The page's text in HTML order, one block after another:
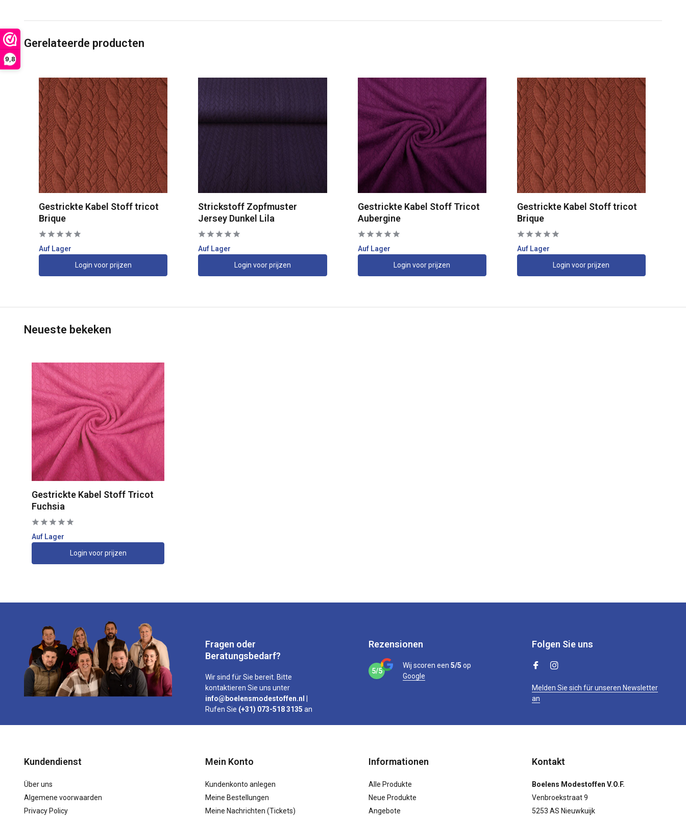
9,8
Gerelateerde producten
Gestrickte Kabel Stoff tricot
Brique
Auf Lager
Login voor prijzen
Strickstoff Zopfmuster
Jersey Dunkel Lila
Auf Lager
Login voor prijzen
Gestrickte Kabel Stoff Tricot
Aubergine
Auf Lager
Login voor prijzen
Gestrickte Kabel Stoff tricot
Brique
Auf Lager
Login voor prijzen
Neueste bekeken
Gestrickte Kabel Stoff Tricot
Fuchsia
Auf Lager
Login voor prijzen
Fragen oder
Beratungsbedarf?
Wir sind für Sie bereit. Bitte
kontaktieren Sie uns unter
info@boelensmodestoffen.nl
Rufen Sie (+31) 073-518 3135 an
Rezensionen
5/5
Wij scoren een 5/5 op
Google
Folgen Sie uns
Melden Sie sich für unseren Newsletter
an
Kundendienst
Über uns
Algemene voorwaarden
Privacy Policy
Mein Konto
Kundenkonto anlegen
Meine Bestellungen
Meine Nachrichten (Tickets)
Informationen
Alle Produkte
Neue Produkte
Angebote
Kontakt
Boelens Modestoffen V.O.F.
Venbroekstraat 9
5253 AS Nieuwkuijk